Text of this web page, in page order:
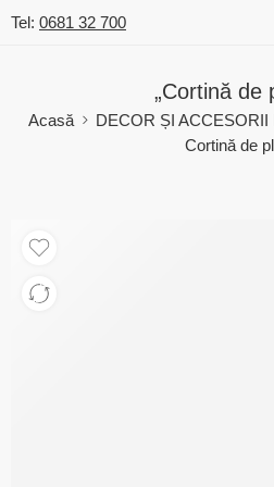
Tel: 0681 32 700
„Cortină de
Acasă
DECOR ȘI
Cortină de